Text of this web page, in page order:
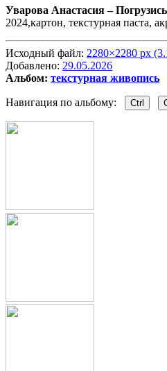
Уварова Анастасия –
2024,картон, текстурная паста,
Исходный файл: 2280×2280 px
Добавлено: 29.05.2026
Альбом: текстурная живопись
Навигация по альбому: Ctrl